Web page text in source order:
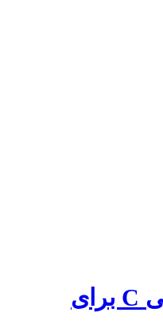
آموزش برنامه‌نویسی C برای